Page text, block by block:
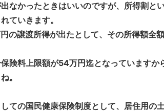
なかったときはいいのですが、所得割と
ていきます。
の譲渡所得が出たとして、その所得額全
険料上限額が54万円迄となっています
。
ての国民健康保険制度として、居住用